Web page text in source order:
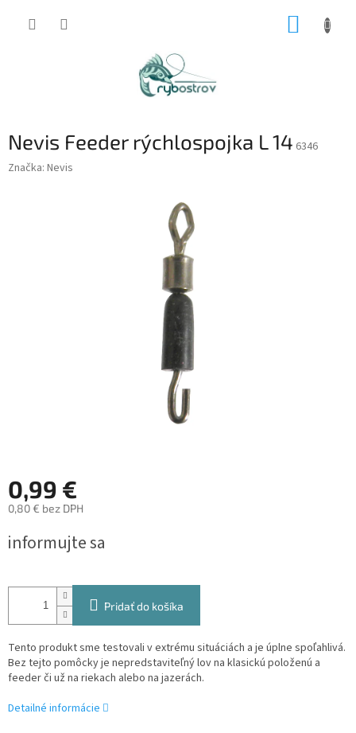
Nevis Feeder rýchlospojka L 14 6346
Značka: Nevis
0,99 €
0,80 € bez DPH
cena:
informujte sa
Pridať do košíka
Tento produkt sme testovali v extrému situáciách a je úplne spoľahlivá.
Bez tejto pomôcky je nepredstaviteľný lov na klasickú položenú a
feeder či už na riekach alebo na jazerách.
Detailné informácie